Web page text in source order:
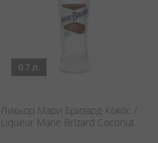
0.7 л.
Ликьор Мари Бризард Кокос /
Liqueur Marie Brizard Coconut